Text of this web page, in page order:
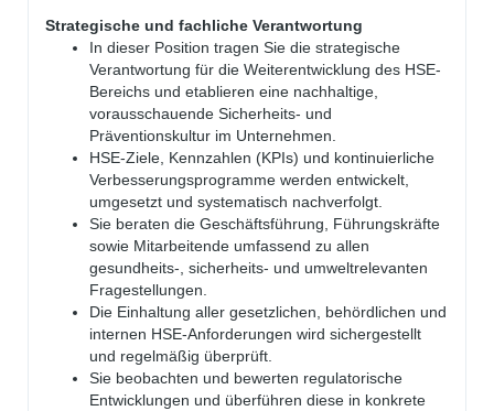
Strategische und fachliche Verantwortung
In dieser Position tragen Sie die strategische
Verantwortung für die Weiterentwicklung des HSE-
Bereichs und etablieren eine nachhaltige,
vorausschauende Sicherheits- und
Präventionskultur im Unternehmen.
HSE-Ziele, Kennzahlen (KPIs) und kontinuierliche
Verbesserungsprogramme werden entwickelt,
umgesetzt und systematisch nachverfolgt.
Sie beraten die Geschäftsführung, Führungskräfte
sowie Mitarbeitende umfassend zu allen
gesundheits-, sicherheits- und umweltrelevanten
Fragestellungen.
Die Einhaltung aller gesetzlichen, behördlichen und
internen HSE-Anforderungen wird sichergestellt
und regelmäßig überprüft.
Sie beobachten und bewerten regulatorische
Entwicklungen und überführen diese in konkrete